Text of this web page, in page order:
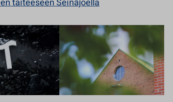
taiteeseen Seinäjoella